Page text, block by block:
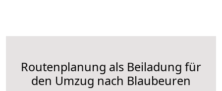
Routenplanung als Beiladung für
den Umzug nach Blaubeuren